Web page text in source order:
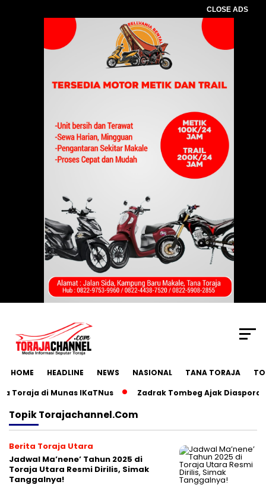
CLOSE ADS
HOME HEADLINE NEWS NASIONAL TANA TORAJA
di Munas IKaTNus
Zadrak Tombeg Ajak Diaspora
TopikTorajachannel.com
Berita Toraja Utara
Jadwal Ma’nene’ Tahun 2025 di
Toraja Utara Resmi Dirilis, Simak
Tanggalnya!